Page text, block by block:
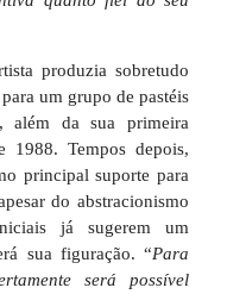
produzia sobretudo
um grupo de pastéis
além da sua primeira
1988. Tempos depois,
principal suporte para
do abstracionismo
já sugerem um
sua figuração. “Para
será possível